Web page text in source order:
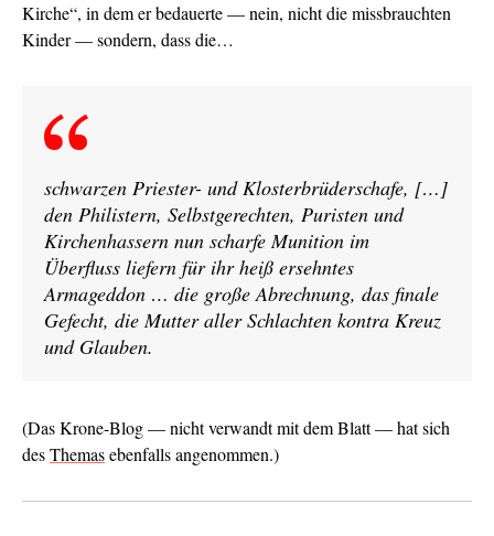
Kirche“, in dem er bedauerte — nein, nicht die missbrauchten
Kinder — sondern, dass die…
schwarzen Priester- und Klosterbrüderschafe, […]
den Philistern, Selbstgerechten, Puristen und
Kirchenhassern nun scharfe Munition im
Überfluss liefern für ihr heiß ersehntes
Armageddon … die große Abrechnung, das finale
Gefecht, die Mutter aller Schlachten kontra Kreuz
und Glauben.
(Das Krone-Blog — nicht verwandt mit dem Blatt — hat sich
desThemasebenfalls angenommen.)